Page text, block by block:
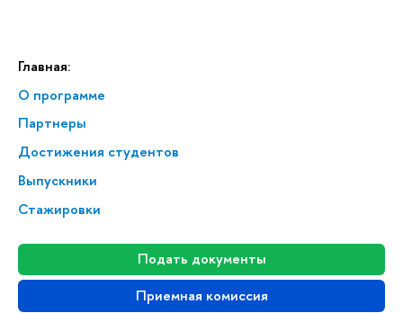
Главная:
О программе
Партнеры
Достижения студентов
Выпускники
Стажировки
Подать документы
Приемная комиссия